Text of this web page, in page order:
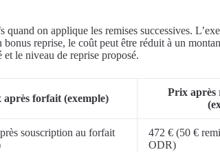
quand on applique les remises successives.
reprise, le coût peut être réduit à un
le niveau de reprise proposé.
après forfait (exemple)
Prix après
souscription au forfait
472 € (50 €
ODR)